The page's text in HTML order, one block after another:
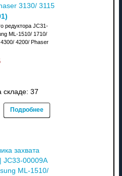
3130/ 3115
)
редуктора JC31-
ML-1510/ 1710/
4200/ Phaser
складе: 37
Подробнее
захвата
JC33-00009A
ML-1510/